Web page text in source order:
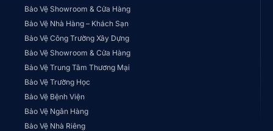
Bảo Vệ Showroom & Cửa Hàng
Bảo Vệ Nhà Hàng – Khách Sạn
Bảo Vệ Công Trường Xây Dựng
Bảo Vệ Showroom & Cửa Hàng
Bảo Vệ Trung Tâm Thương Mại
Bảo Vệ Trường Học
Bảo Vệ Bệnh Viện
Bảo Vệ Ngân Hàng
Bảo Vệ Nhà Riêng